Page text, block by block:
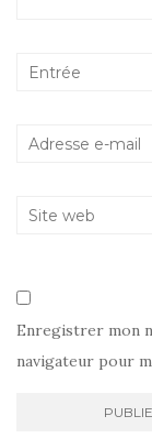
Enregistrer mon
navigateur pour